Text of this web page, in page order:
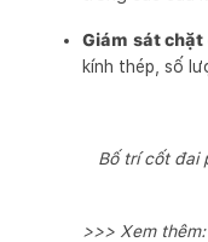
Giám sát chặt
kính thép, số
Bố trí cốt đai
>>> Xem thêm: